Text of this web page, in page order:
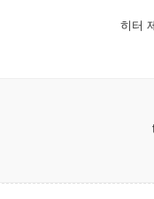
히터